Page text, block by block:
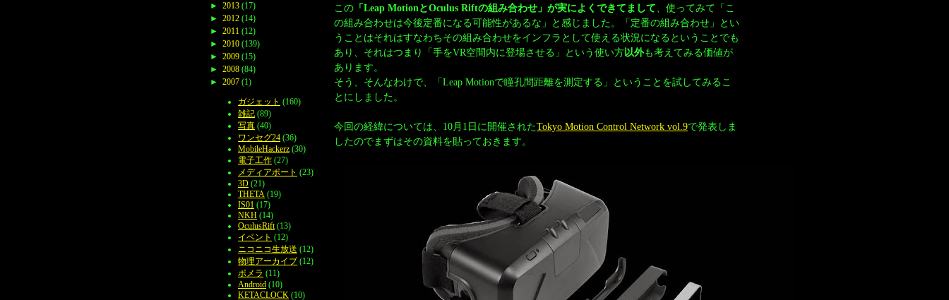
この 「Leap MotionとOculus Riftの組み合わせ」が実によくできてまして 、使ってみて「こ
の組み合わせは今後定番になる可能性があるな」と感じました。「定番の組み合わせ」とい
うことはそれはすなわちその組み合わせをインフラとして使える状況になるということでも
あり、それはつまり「手をVR空間内に登場させる」という使い方以外も考えてみる価値が
あります。
そう、そんなわけで、「Leap Motionで瞳孔間距離を測定する」ということを試してみるこ
とにしました。
今回の経緯については、10月1日に開催されたTokyo Motion Control Network vol.9で発表しま
したのでまずはその資料を貼っておきます。
► 2013 (17)
► 2012 (14)
► 2011 (12)
► 2010 (139)
► 2009 (15)
► 2008 (84)
► 2007 (1)
ガジェット (160)
雑記 (89)
写真 (40)
ワンセグ24 (36)
MobileHackerz (30)
電子工作 (27)
メディアポート (23)
3D (21)
THETA (19)
IS01 (17)
NKH (14)
OculusRift (13)
イベント (12)
ニコニコ生放送 (12)
物理アーカイブ (12)
ポメラ (11)
Android (10)
KETACLOCK (10)